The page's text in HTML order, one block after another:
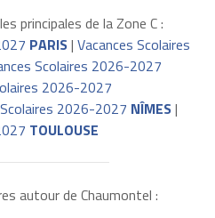
principales de la Zone C :
PARIS| Vacances Scolaires
Scolaires 2026-2027
2026-2027
2026-2027 NÎMES|
TOULOUSE
autour de Chaumontel :